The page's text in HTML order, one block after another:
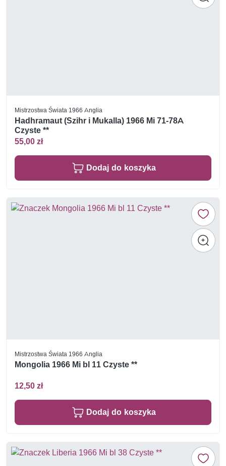
Mistrzostwa Świata 1966 Anglia
Hadhramaut (Szihr i Mukalla) 1966 Mi 71-78A
Czyste **
55,00 zł
Dodaj do koszyka
Mistrzostwa Świata 1966 Anglia
Mongolia 1966 Mi bl 11 Czyste **
12,50 zł
Dodaj do koszyka